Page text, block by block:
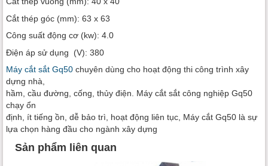
Cắt thép góc (mm): 63 x 63
Công suất động cơ (kw): 4.0
Điện áp sử dụng (V): 380
Máy cắt sắt Gq50 chuyên dùng cho hoạt động thi công trình xây
dựng nhà,
hầm, cầu đường, cống, thủy điện. Máy cắt sắt công nghiệp Gq50
chạy ổn
định, ít tiếng ồn, dễ bảo trì, hoạt động liên tục, Máy cắt Gq50 là sự
lựa chọn hàng đầu cho ngành xây dựng
Sản phẩm liên quan